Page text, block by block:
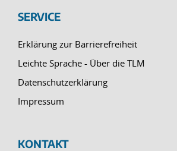
SERVICE
Erklärung zur Barrierefreiheit
Leichte Sprache - Über die TLM
Datenschutzerklärung
Impressum
KONTAKT